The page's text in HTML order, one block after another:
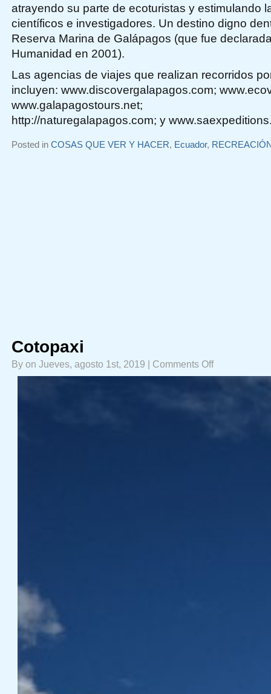
atrayendo su parte de ecoturistas y estimulando
científicos e investigadores. Un destino digno
Reserva Marina de Galápagos (que fue
Humanidad en 2001).
Las agencias de viajes que realizan recorridos
incluyen: www.discovergalapagos.com;
www.galapagostours.net;
http://naturegalapagos.com; y
Posted in COSAS QUE VER Y HACER, Ecuador,
Cotopaxi
By on Jueves, agosto 1st, 2019 | Comments Offon